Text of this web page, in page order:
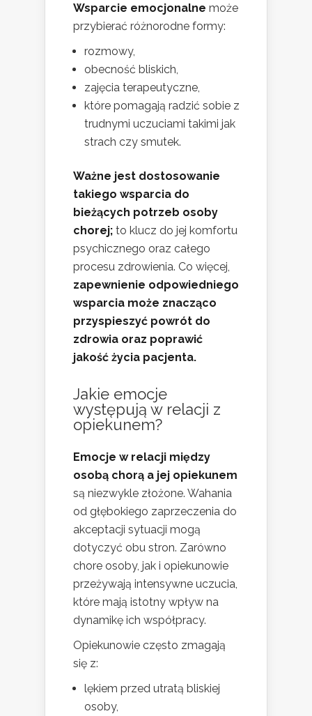
Wsparcie emocjonalne może
przybierać różnorodne formy:
rozmowy,
obecność bliskich,
zajęcia terapeutyczne,
które pomagają radzić sobie z
trudnymi uczuciami takimi jak
strach czy smutek.
Ważne jest dostosowanie
takiego wsparcia do
bieżących potrzeb osoby
chorej; to klucz do jej komfortu
psychicznego oraz całego
procesu zdrowienia. Co więcej,
zapewnienie odpowiedniego
wsparcia może znacząco
przyspieszyć powrót do
zdrowia oraz poprawić
jakość życia pacjenta.
Jakie emocje
występują w relacji z
opiekunem?
Emocje w relacji między
osobą chorą a jej opiekunem
są niezwykle złożone. Wahania
od głębokiego zaprzeczenia do
akceptacji sytuacji mogą
dotyczyć obu stron. Zarówno
chore osoby, jak i opiekunowie
przeżywają intensywne uczucia,
które mają istotny wpływ na
dynamikę ich współpracy.
Opiekunowie często zmagają
się z:
lękiem przed utratą bliskiej
osoby,